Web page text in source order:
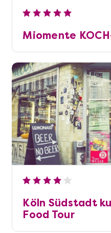
Miomente
Köln Südstadt
Food Tour